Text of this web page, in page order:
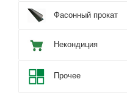
Фасонный прокат
Некондиция
Прочее